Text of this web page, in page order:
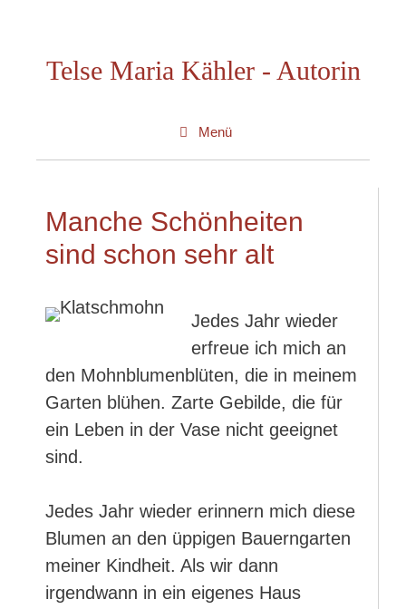
springenTelse Maria Kähler - Autorin
Menü
Manche Schönheiten
sind schon sehr alt
Jedes Jahr wieder
erfreue ich mich an
den Mohnblumenblüten, die in meinem
Garten blühen. Zarte Gebilde, die für
ein Leben in der Vase nicht geeignet
sind.
Jedes Jahr wieder erinnern mich diese
Blumen an den üppigen Bauerngarten
meiner Kindheit. Als wir dann
irgendwann in ein eigenes Haus